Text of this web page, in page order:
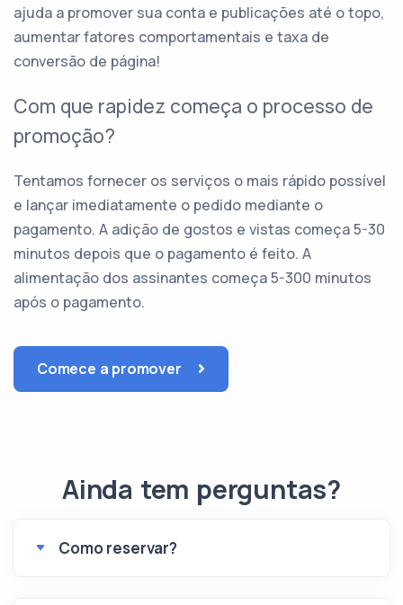
ajuda a promover sua conta e publicações até o topo,
aumentar fatores comportamentais e taxa de
conversão de página!
Com que rapidez começa o processo de
promoção?
Tentamos fornecer os serviços o mais rápido possível
e lançar imediatamente o pedido mediante o
pagamento. A adição de gostos e vistas começa 5-30
minutos depois que o pagamento é feito. A
alimentação dos assinantes começa 5-300 minutos
após o pagamento.
Comece a promover
Ainda tem perguntas?
Como reservar?